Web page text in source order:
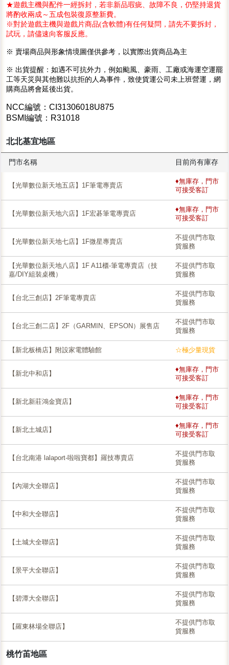
★遊戲主機與配件一經拆封，若非新品瑕疵、故障不良，仍堅持退貨
將酌收兩成～五成包裝復原整新費。
※對於遊戲主機與遊戲片商品(含軟體)有任何疑問，請先不要拆封，
試玩，請儘速向客服反應。
※ 賣場商品與形象情境圖僅供參考，以實際出貨商品為主
※ 出貨提醒：如遇不可抗外力，例如颱風、豪雨、工廠或海運空運罷
工等天災與其他難以抗拒的人為事件，致使貨運公司未上班營運，網
購商品將會延後出貨。
NCC編號：CI31306018U875
BSMI編號：R31018
北北基宜地區
門市名稱 目前尚有庫存
【光華數位新天地五店】1F筆電專賣店
♦無庫存，門市
可接受客訂
【光華數位新天地六店】1F宏碁筆電專賣店
♦無庫存，門市
可接受客訂
【光華數位新天地七店】1F微星專賣店
不提供門市取
貨服務
【光華數位新天地八店】1F A11櫃-筆電專賣店（技
嘉/DIY組裝桌機）
不提供門市取
貨服務
【台北三創店】2F筆電專賣店
不提供門市取
貨服務
【台北三創二店】2F（GARMIN、EPSON）展售店
不提供門市取
貨服務
【新北板橋店】附設家電體驗館 ☆極少量現貨
【新北中和店】
♦無庫存，門市
可接受客訂
【新北新莊鴻金寶店】
♦無庫存，門市
可接受客訂
【新北土城店】
♦無庫存，門市
可接受客訂
【台北南港 lalaport-啦啦寶都】羅技專賣店
不提供門市取
貨服務
【內湖大全聯店】
不提供門市取
貨服務
【中和大全聯店】
不提供門市取
貨服務
【土城大全聯店】
不提供門市取
貨服務
【景平大全聯店】
不提供門市取
貨服務
【碧潭大全聯店】
不提供門市取
貨服務
【羅東林場全聯店】
不提供門市取
貨服務
桃竹苖地區